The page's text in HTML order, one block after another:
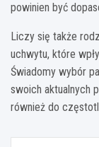
powinien być
Liczy się także
uchwytu, które
Świadomy wybór
swoich aktualnych
również do